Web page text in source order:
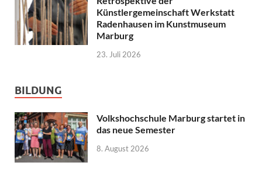
Künstlergemeinschaft Werkstatt
Radenhausen im Kunstmuseum
Marburg
23. Juli 2026
BILDUNG
Volkshochschule Marburg startet in
das neue Semester
8. August 2026